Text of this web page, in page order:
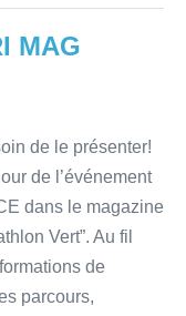
MAG
de le présenter!
de l’événement
dans le magazine
Vert”. Au fil
de
parcours,